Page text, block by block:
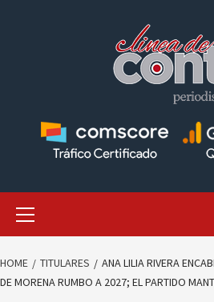
HOME TITULARES
ANA LILIA RIVERA
DE MORENA RUMBO A 2027; EL PARTIDO